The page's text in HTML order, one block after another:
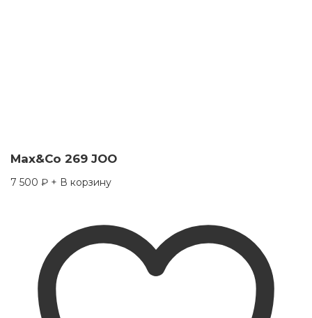
Max&Co 269 JOO
7 500 ₽ + В корзину